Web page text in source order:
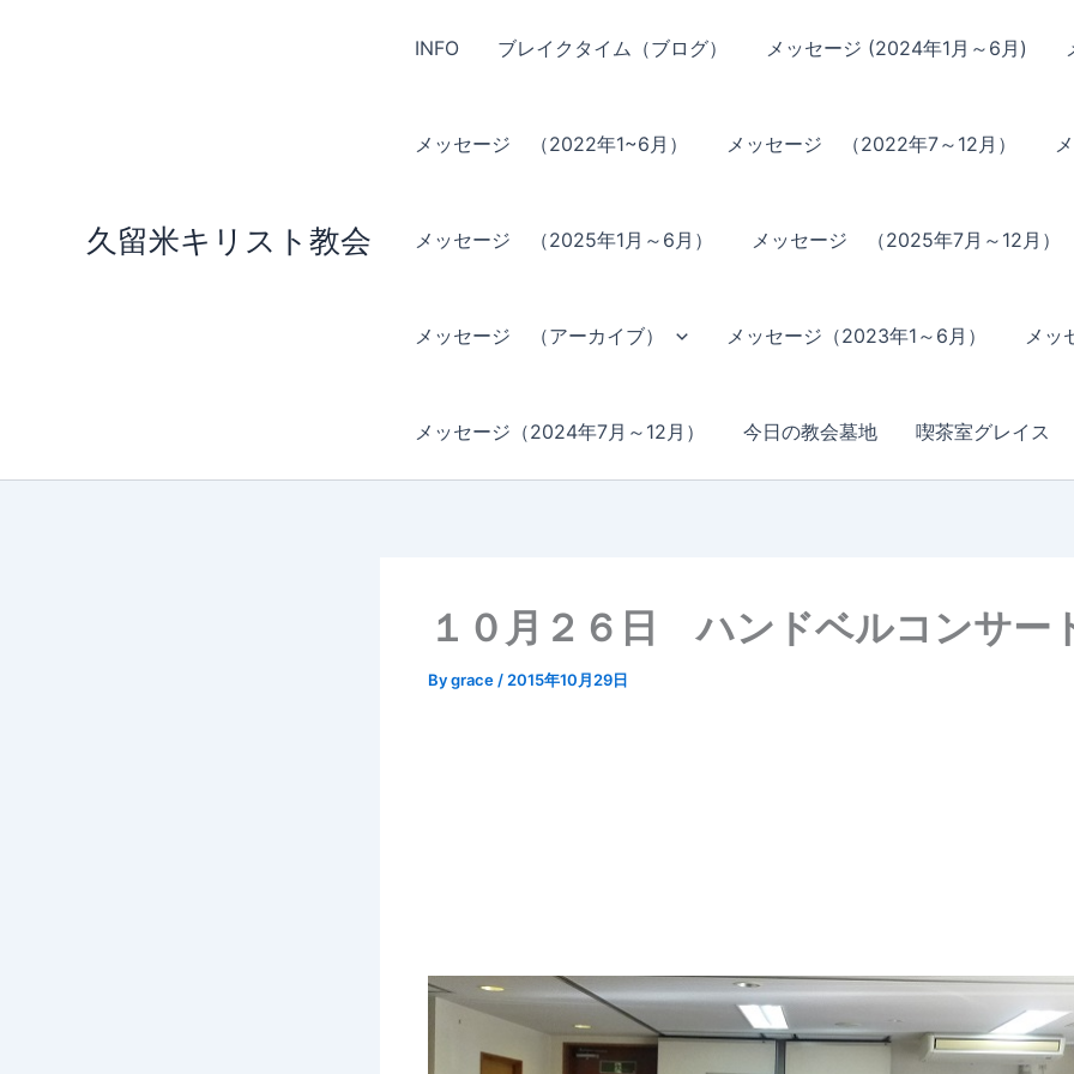
久留米キリスト教会
INFO ブレイクタイム（ブログ） メッセージ (2024年1月～6月)
メッセージ （2022年1~6月） メッセージ （2022年7～12月）
メッセージ （2025年1月～6月） メッセージ （2025年7月～12月）
メッセージ （アーカイブ） メッセージ（2023年1～6月） メッ
メッセージ（2024年7月～12月） 今日の教会墓地 喫茶室グレイス
１０月２６日 ハンドベルコンサー
Bygrace / 2015年10月29日